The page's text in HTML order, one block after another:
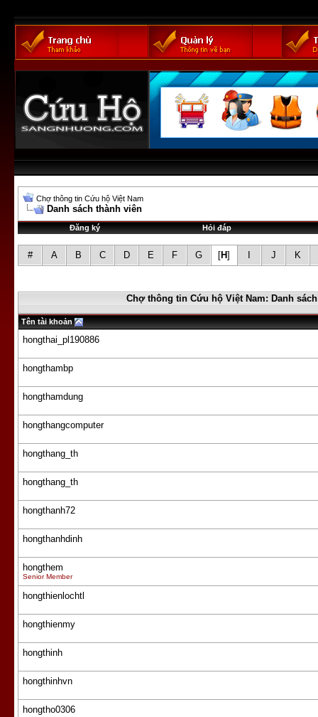
Chợ thông tin Cứu hộ Việt Nam
Danh sách thành viên
Đăng ký Hỏi đáp
# A B C D E F G [H] J K
Chợ thông tin Cứu hộ Việt Nam: Danh
Tên tài khoản
hongthai_pl190886
hongthambp
hongthamdung
hongthangcomputer
hongthang_th
hongthang_th
hongthanh72
hongthanhdinh
hongthem
Senior Member
hongthienlochtl
hongthienmy
hongthinh
hongthinhvn
hongtho0306